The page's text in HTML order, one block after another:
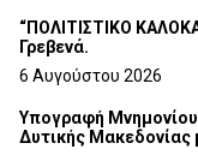
“ΠΟΛΙΤΙΣΤΙΚΟ
Γρεβενά.
6 Αυγούστου 2026
Υπογραφή Μνημονίου
Δυτικής